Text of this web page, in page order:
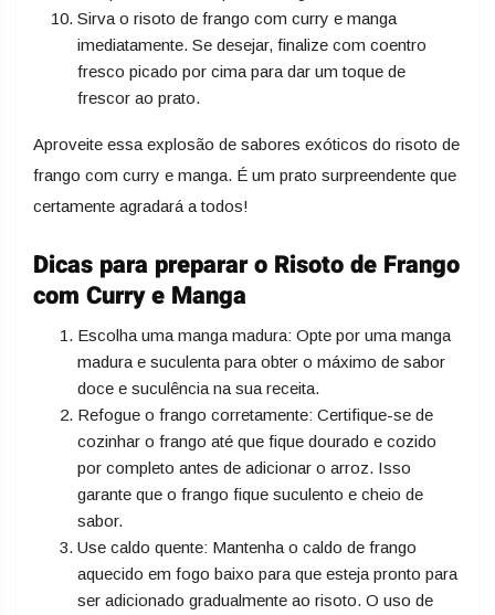
Sirva o risoto de frango com curry e manga
imediatamente. Se desejar, finalize com coentro
fresco picado por cima para dar um toque de
frescor ao prato.
Aproveite essa explosão de sabores exóticos do risoto de
frango com curry e manga. É um prato surpreendente que
certamente agradará a todos!
Dicas para preparar o Risoto de Frango
com Curry e Manga
Escolha uma manga madura: Opte por uma manga
madura e suculenta para obter o máximo de sabor
doce e suculência na sua receita.
Refogue o frango corretamente: Certifique-se de
cozinhar o frango até que fique dourado e cozido
por completo antes de adicionar o arroz. Isso
garante que o frango fique suculento e cheio de
sabor.
Use caldo quente: Mantenha o caldo de frango
aquecido em fogo baixo para que esteja pronto para
ser adicionado gradualmente ao risoto. O uso de